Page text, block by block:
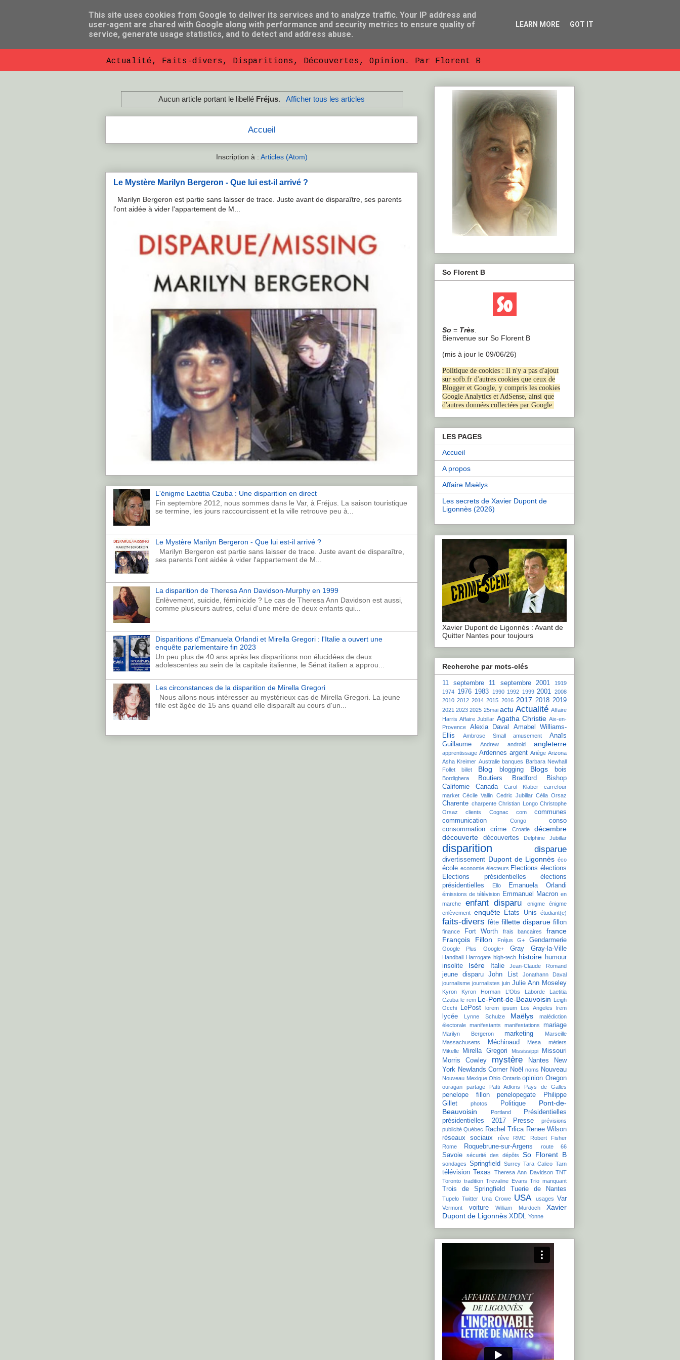
So Florent B
Actualité, Faits-divers, Disparitions, Découvertes, Opinion. Par Florent B
Aucun article portant le libellé Fréjus. Afficher tous les articles
Accueil
Inscription à : Articles (Atom)
Le Mystère Marilyn Bergeron - Que lui est-il arrivé ?
Marilyn Bergeron est partie sans laisser de trace. Juste avant de disparaître, ses parents
l'ont aidée à vider l'appartement de M...
L'énigme Laetitia Czuba : Une disparition en direct
Fin septembre 2012, nous sommes dans le Var, à Fréjus. La saison touristique
se termine, les jours raccourcissent et la ville retrouve peu à...
Le Mystère Marilyn Bergeron - Que lui est-il arrivé ?
Marilyn Bergeron est partie sans laisser de trace. Juste avant de disparaître,
ses parents l'ont aidée à vider l'appartement de M...
La disparition de Theresa Ann Davidson-Murphy en 1999
Enlèvement, suicide, féminicide ? Le cas de Theresa Ann Davidson est aussi,
comme plusieurs autres, celui d'une mère de deux enfants qui...
Disparitions d'Emanuela Orlandi et Mirella Gregori : l'Italie a ouvert une
enquête parlementaire fin 2023
Un peu plus de 40 ans après les disparitions non élucidées de deux
adolescentes au sein de la capitale italienne, le Sénat italien a approu...
Les circonstances de la disparition de Mirella Gregori
Nous allons nous intéresser au mystérieux cas de Mirella Gregori. La jeune
fille est âgée de 15 ans quand elle disparaît au cours d'un...
So Florent B
So = Très.
Bienvenue sur So Florent B
(mis à jour le 09/06/26)
Politique de cookies : Il n'y a pas d'ajout
sur sofb.fr d'autres cookies que ceux de
Blogger et Google, y compris les cookies
Google Analytics et AdSense, ainsi que
d'autres données collectées par Google.
LES PAGES
Accueil
A propos
Affaire Maëlys
Les secrets de Xavier Dupont de
Ligonnès (2026)
Xavier Dupont de Ligonnès : Avant de
Quitter Nantes pour toujours
Recherche par mots-clés
11 septembre 11 septembre 2001
1919
1974 1976 1983 1990 1992 1999 2001 2008
2010 2012 2014 2015 2016 2017 2018 2019
2021 2023 2025 25mai actu Actualité Affaire
Harris Affaire Jubillar Agatha Christie Aix-en-
Provence
Alexia Daval
Amabel Williams-
Ellis
Ambrose Small amusement
Anaïs
Guillaume
Andrew android angleterre
apprentissage Ardennes argent Ariège Arizona
Asha Kreimer Australie banques Barbara Newhall
Follet
billet Blog blogging Blogs bois
Bordighera Boutiers
Bradford Bishop
Californie
Canada Carol Klaber
carrefour
market Cécile Vallin Cedric Jubillar Célia Orsaz
Charente charpente Christian Longo Christophe
Orsaz
clients Cognac com
communes
communication
Congo
conso
consommation
crime Croatie
décembre
découverte
découvertes Delphine Jubillar
disparition disparue
divertissement Dupont de Ligonnès éco
école economie électeurs Elections élections
Elections présidentielles
élections
présidentielles
Ello Emanuela Orlandi
émissions de télévision Emmanuel Macron en
marche
enfant disparu enigme
énigme
enlèvement enquête Etats Unis étudiant(e)
faits-divers fête fillette disparue fillon
finance Fort Worth frais bancaires
france
François Fillon
Fréjus G+ Gendarmerie
Google Plus Google+ Gray Gray-la-Ville
Handball Harrogate high-tech histoire humour
insolite
Isère Italie Jean-Claude Romand
jeune disparu John List
Jonathann Daval
journalisme journalistes juin Julie Ann Moseley
Kyron Kyron Horman L'Obs Laborde
Laetitia
Czuba le rem Le-Pont-de-Beauvoisin Leigh
Occhi
LePost lorem ipsum Los Angeles lrem
lycée Lynne Schulze Maëlys
malédiction
électorale manifestants manifestations mariage
Marilyn Bergeron marketing
Marseille
Massachusetts
Méchinaud Mesa
métiers
Mikelle
Mirella Gregori Mississippi
Missouri
Morris Cowley
mystère Nantes
New
York Newlands Corner Noël noms Nouveau
Nouveau Mexique Ohio Ontario opinion Oregon
ouragan partage Patti Adkins Pays de Galles
penelope fillon penelopegate
Philippe
Gillet
photos Politique
Pont-de-
Beauvoisin
Portland
Présidentielles
présidentielles 2017
Presse
prévisions
publicité Québec Rachel Trlica Renee Wilson
réseaux sociaux
rêve RMC
Robert Fisher
Rome
Roquebrune-sur-Argens route 66
Savoie sécurité des dépôts So Florent B
sondages Springfield Surrey Tara Calico Tarn
télévision Texas Theresa Ann Davidson TNT
Toronto tradition Trevaline Evans Trio manquant
Trois de Springfield Tuerie de Nantes
Tupelo Twitter Una Crowe USA usages Var
Vermont voiture William Murdoch
Xavier
Dupont de Ligonnès XDDL Yonne
This site uses cookies from Google to deliver its services and to analyze traffic. Your IP address and
user-agent are shared with Google along with performance and security metrics to ensure quality of
service, generate usage statistics, and to detect and address abuse.
LEARN MORE GOT IT